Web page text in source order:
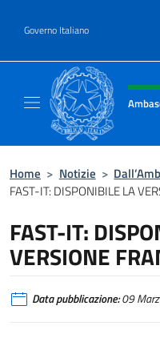
Governo Italiano
Intestazione
Home > Notizie >
FAST-IT: DISPONIBILE LA
FAST-IT:
VERSIONE
Data pubblicazione:09